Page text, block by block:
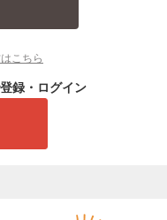
こちら
録・ログイン